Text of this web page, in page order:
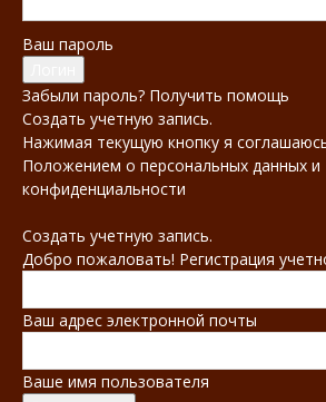
Ваш пароль
Забыли пароль? Получить помощь
Создать учетную запись.
Нажимая текущую кнопку я
Положением о персональных данных и
конфиденциальности
Создать учетную запись.
Добро пожаловать! Регистрация
Ваш адрес электронной почты
Ваше имя пользователя